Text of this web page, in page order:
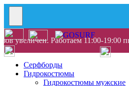
увеличен. Работаем 11:00-
Серфборды
Гидрокостюмы
Гидрокостюмы мужские